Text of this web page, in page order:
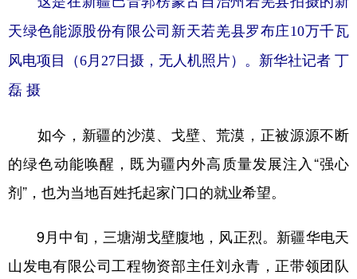
北京 天津 河北 山西
辽宁 吉林 上海 江苏
山东 河南 湖北 湖南
广东 广西 海南 重庆
四川 贵州 云南
陕西 甘肃 青海 宁夏
新疆 内蒙古 黑龙江
天绿色能源股份有限公司新天若羌县罗布庄10万千瓦
风电项目（6月27日摄，无人机照片）。新华社记者 丁
磊 摄
如今，新疆的沙漠、戈壁、荒漠，正被源源不断
的绿色动能唤醒，既为疆内外高质量发展注入“强心
剂”，也为当地百姓托起家门口的就业希望。
9月中旬，三塘湖戈壁腹地，风正烈。新疆华电天
山发电有限公司工程物资部主任刘永青，正带领团队